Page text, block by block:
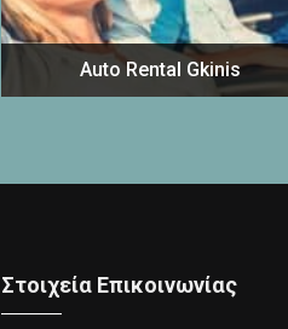
Auto Rental Gkinis
Στοιχεία Επικοινωνίας